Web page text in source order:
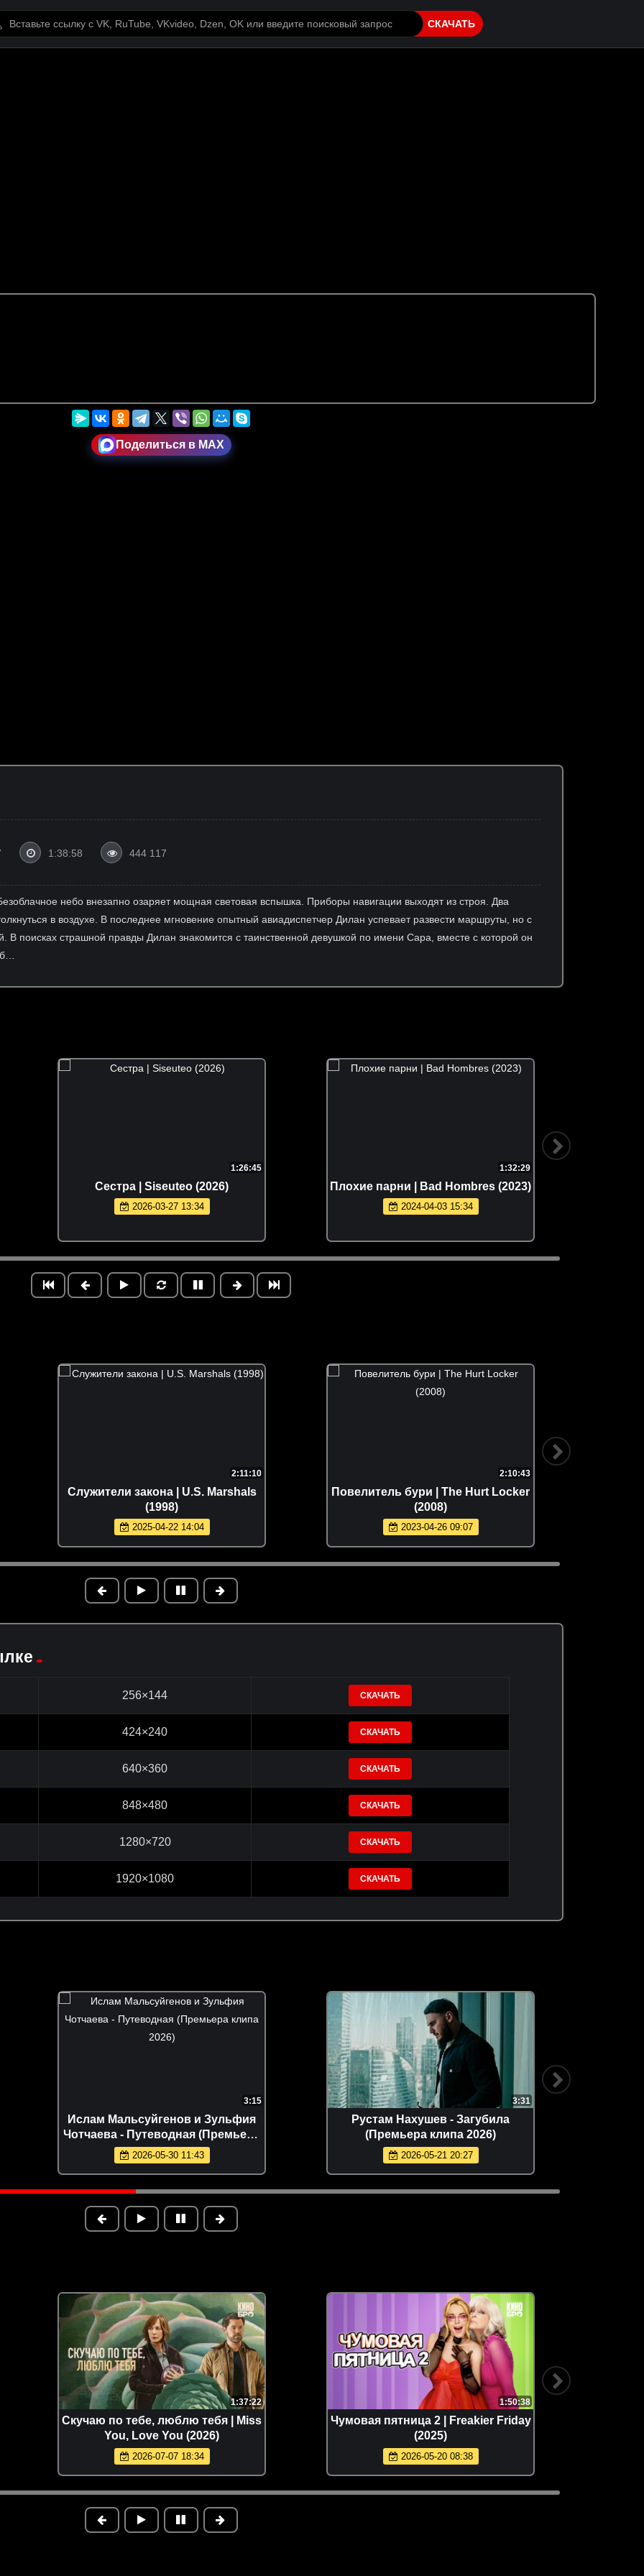
СКАЧАТЬ
Поделиться в MAX
1:38:58 444 117
небо внезапно озаряет мощная световая вспышка. Приборы навигации выходят из строя. Два
в воздухе. В последнее мгновение опытный авиадиспетчер Дилан успевает развести маршруты, но с
В поисках страшной правды Дилан знакомится с таинственной девушкой по имени Сара, вместе с которой он
1:26:45
Сестра | Siseuteo (2026)
2026-03-27 13:34
1:32:29
Плoxие пapни | Bad Hombres (2023)
2024-04-03 15:34
2:11:10
Служители закона | U.S. Marshals
(1998)
2025-04-22 14:04
2:10:43
Повелитель бури | The Hurt Locker
(2008)
2023-04-26 09:07
256×144 СКАЧАТЬ
424×240 СКАЧАТЬ
640×360 СКАЧАТЬ
848×480 СКАЧАТЬ
1280×720 СКАЧАТЬ
1920×1080 СКАЧАТЬ
3:15
Ислам Мальсуйгенов и Зульфия
Чотчаева - Путеводная (Премьера
клипа 2026)
2026-05-30 11:43
3:31
Рустам Нахушев - Загубила
(Премьера клипа 2026)
2026-05-21 20:27
1:37:22
Скучаю по тебе, люблю тебя | Miss
You, Love You (2026)
2026-07-07 18:34
1:50:38
Чумовая пятница 2 | Freakier Friday
(2025)
2026-05-20 08:38